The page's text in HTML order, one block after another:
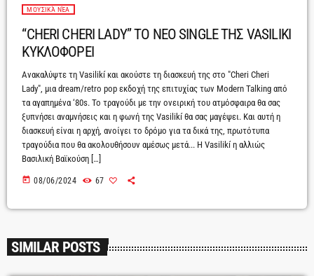
ΜΟΥΣΙΚΆ ΝΈΑ
“CHERI CHERI LADY” ΤΟ ΝΕΟ SINGLE ΤΗΣ VASILIKI
ΚΥΚΛΟΦΟΡΕΙ
Ανακαλύψτε τη Vasilikí και ακούστε τη διασκευή της στο "Cheri Cheri
Lady", μια dream/retro pop εκδοχή της επιτυχίας των Modern Talking από
τα αγαπημένα ‘80s. Το τραγούδι με την ονειρική του ατμόσφαιρα θα σας
ξυπνήσει αναμνήσεις και η φωνή της Vasilikí θα σας μαγέψει. Και αυτή η
διασκευή είναι η αρχή, ανοίγει το δρόμο για τα δικά της, πρωτότυπα
τραγούδια που θα ακολουθήσουν αμέσως μετά... Η Vasilikí η αλλιώς
Βασιλική Βαϊκούση […]
today 08/06/2024 67
SIMILAR POSTS